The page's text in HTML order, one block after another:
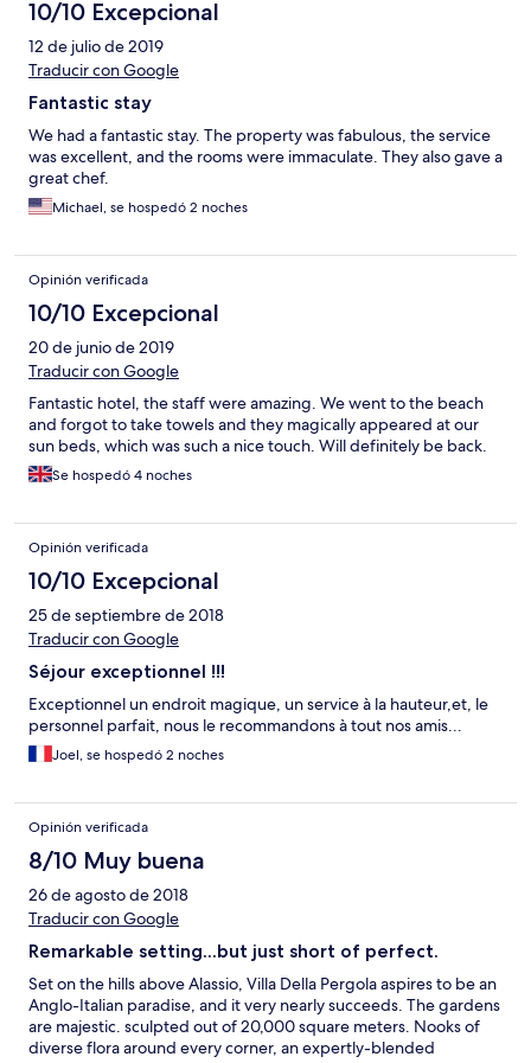
10/10 Excepcional
12 de julio de 2019
Traducir con Google
Fantastic stay
We had a fantastic stay. The property was fabulous, the service
was excellent, and the rooms were immaculate. They also gave a
great chef.
Michael, se hospedó 2 noches
Opinión verificada
10/10 Excepcional
20 de junio de 2019
Traducir con Google
Fantastic hotel, the staff were amazing. We went to the beach
and forgot to take towels and they magically appeared at our
sun beds, which was such a nice touch. Will definitely be back.
Se hospedó 4 noches
Opinión verificada
10/10 Excepcional
25 de septiembre de 2018
Traducir con Google
Séjour exceptionnel !!!
Exceptionnel un endroit magique, un service à la hauteur,et, le
personnel parfait, nous le recommandons à tout nos amis...
Joel, se hospedó 2 noches
Opinión verificada
8/10 Muy buena
26 de agosto de 2018
Traducir con Google
Remarkable setting...but just short of perfect.
Set on the hills above Alassio, Villa Della Pergola aspires to be an
Anglo-Italian paradise, and it very nearly succeeds. The gardens
are majestic. sculpted out of 20,000 square meters. Nooks of
diverse flora around every corner, an expertly-blended